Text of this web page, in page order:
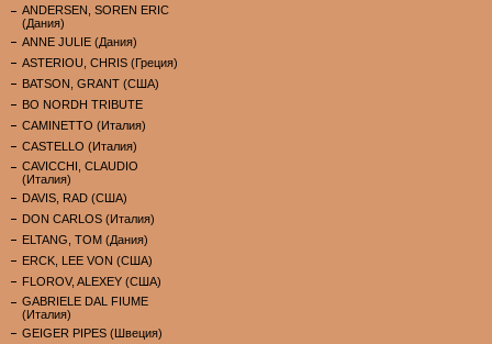
ANDERSEN, SOREN ERIC
(Дания)
ANNE JULIE (Дания)
ASTERIOU, CHRIS (Греция)
BATSON, GRANT (США)
BO NORDH TRIBUTE
CAMINETTO (Италия)
CASTELLO (Италия)
CAVICCHI, CLAUDIO
(Италия)
DAVIS, RAD (США)
DON CARLOS (Италия)
ELTANG, TOM (Дания)
ERCK, LEE VON (США)
FLOROV, ALEXEY (США)
GABRIELE DAL FIUME
(Италия)
GEIGER PIPES (Швеция)